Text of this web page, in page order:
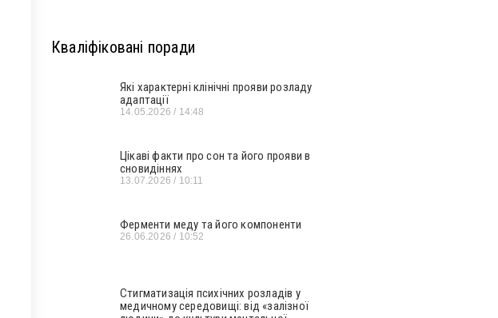
Кваліфіковані поради
Які характерні клінічні прояви розладу
адаптації
14.05.2026 14:48
Цікаві факти про сон та його прояви в
сновидіннях
13.07.2026 10:11
Ферменти меду та його компоненти
26.06.2026 10:52
Стигматизація психічних розладів у
медичному середовищі: від «залізної